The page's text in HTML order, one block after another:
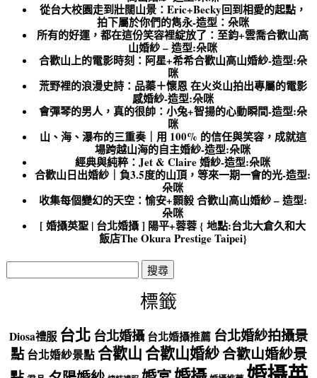
從台大校園走到壯闊山景：Eric+Becky回到相愛的起點，
拍下屬於你們的雋永-造型：朵咪
所有的好運，都在這份笑容裡綻放了：至鈞+雲喬合歡山高
山婚紗 – 造型:朵咪
合歡山上的電影時刻：阿星+希希合歡山高山婚紗-造型:朵
咪
荒野裡的浪漫史詩：品蓁＋懷恩 在火炎山拍出專屬的電影
感婚紗-造型:朵咪
會彈琴的男人，真的很帥：小兔+智揚的心動瞬間-造型:朵
咪
山、海、瀑布的三重奏｜用 100% 的信任與笑容，成就這
場跨越山海的自主婚紗-造型:朵咪
經典與純粹：Jet & Claire 婚紗-造型:朵咪
合歡山日出婚紗｜負3.5度的山頂，等來一期一會的光-造型:
朵咪
收集每個變幻的天空：愉安+顥毅 合歡山高山婚紗 – 造型:
朵咪
[ 婚攝英聖 | 台北婚攝 ] 陽平+蓉蓉 { 地點:台北大倉久和大
飯店The Okura Prestige Taipei}
搜
尋
標籤
Diosa禮服 台北台北婚攝 台北婚攝推薦 台北婚紗拍攝景
點 台北婚紗景點 合歡山合歡山婚紗合歡山婚紗景